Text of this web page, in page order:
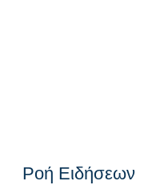
Ροή Ειδήσεων